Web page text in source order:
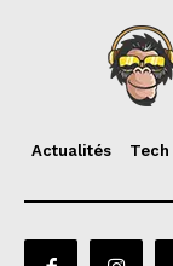
Actualités Tech